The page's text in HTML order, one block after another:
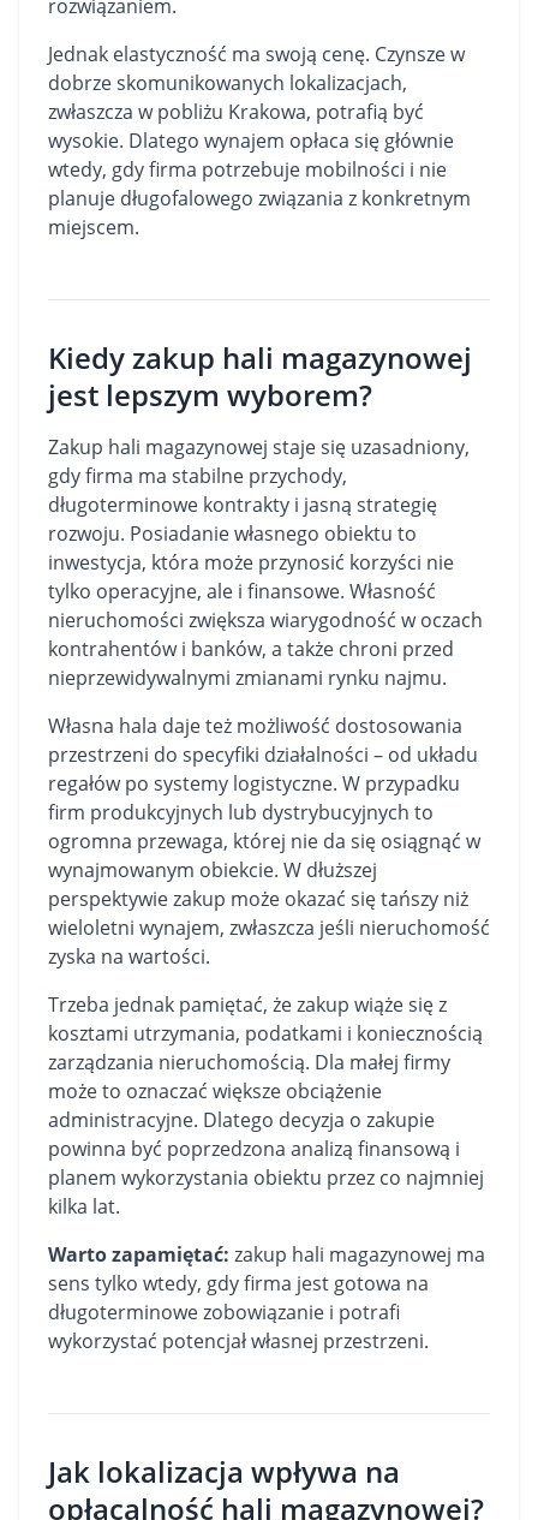
rozwiązaniem.
Jednak elastyczność ma swoją cenę. Czynsze w
dobrze skomunikowanych lokalizacjach,
zwłaszcza w pobliżu Krakowa, potrafią być
wysokie. Dlatego wynajem opłaca się głównie
wtedy, gdy firma potrzebuje mobilności i nie
planuje długofalowego związania z konkretnym
miejscem.
Kiedy zakup hali magazynowej
jest lepszym wyborem?
Zakup hali magazynowej staje się uzasadniony,
gdy firma ma stabilne przychody,
długoterminowe kontrakty i jasną strategię
rozwoju. Posiadanie własnego obiektu to
inwestycja, która może przynosić korzyści nie
tylko operacyjne, ale i finansowe. Własność
nieruchomości zwiększa wiarygodność w oczach
kontrahentów i banków, a także chroni przed
nieprzewidywalnymi zmianami rynku najmu.
Własna hala daje też możliwość dostosowania
przestrzeni do specyfiki działalności – od układu
regałów po systemy logistyczne. W przypadku
firm produkcyjnych lub dystrybucyjnych to
ogromna przewaga, której nie da się osiągnąć w
wynajmowanym obiekcie. W dłuższej
perspektywie zakup może okazać się tańszy niż
wieloletni wynajem, zwłaszcza jeśli nieruchomość
zyska na wartości.
Trzeba jednak pamiętać, że zakup wiąże się z
kosztami utrzymania, podatkami i koniecznością
zarządzania nieruchomością. Dla małej firmy
może to oznaczać większe obciążenie
administracyjne. Dlatego decyzja o zakupie
powinna być poprzedzona analizą finansową i
planem wykorzystania obiektu przez co najmniej
kilka lat.
Warto zapamiętać: zakup hali magazynowej ma
sens tylko wtedy, gdy firma jest gotowa na
długoterminowe zobowiązanie i potrafi
wykorzystać potencjał własnej przestrzeni.
Jak lokalizacja wpływa na
opłacalność hali magazynowej?